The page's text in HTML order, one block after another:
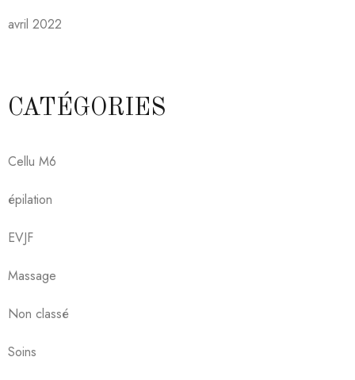
avril 2022
CATÉGORIES
Cellu M6
épilation
EVJF
Massage
Non classé
Soins